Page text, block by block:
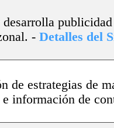
desarrolla
- Detalles del
de estrategias de
información de